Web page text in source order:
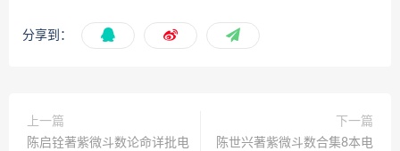
分享到：
上一篇
陈启铨著紫微斗数论命详批电
下一篇
陈世兴著紫微斗数合集8本电